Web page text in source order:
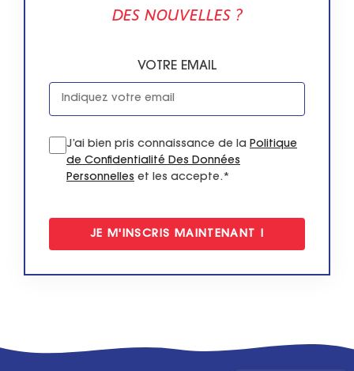
DES NOUVELLES ?
VOTRE EMAIL
J’ai bien pris connaissance de la Politique
de Confidentialité Des Données
Personnelles et les accepte.*